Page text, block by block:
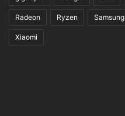
Radeon Ryzen Samsung
Xiaomi